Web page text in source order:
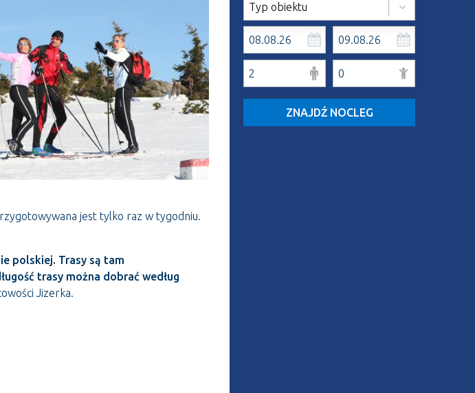
jest tylko raz w tygodniu.
polskiej. Trasy są tam
trasy można dobrać według
Jizerka.
Typ obiektu
ZNAJDŹ NOCLEG